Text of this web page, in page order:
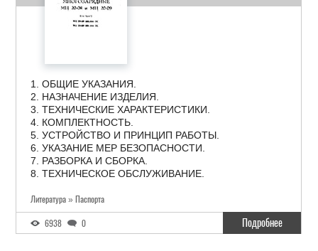
1. ОБЩИЕ УКАЗАНИЯ.
2. НАЗНАЧЕНИЕ ИЗДЕЛИЯ.
3. ТЕХНИЧЕСКИЕ ХАРАКТЕРИСТИКИ.
4. КОМПЛЕКТНОСТЬ.
5. УСТРОЙСТВО И ПРИНЦИП РАБОТЫ.
6. УКАЗАНИЕ МЕР БЕЗОПАСНОСТИ.
7. РАЗБОРКА И СБОРКА.
8. ТЕХНИЧЕСКОЕ ОБСЛУЖИВАНИЕ.
Литература » Паспорта
6938 0 Подробнее